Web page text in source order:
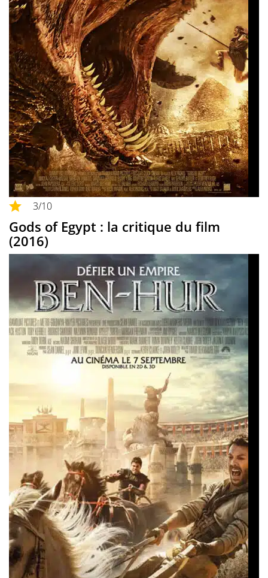
3/10
Gods of Egypt : la critique du film
(2016)